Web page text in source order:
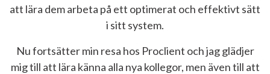
att lära dem arbeta på ett optimerat och effektivt sätt
i sitt system.
Nu fortsätter min resa hos Proclient och jag glädjer
mig till att lära känna alla nya kollegor, men även till att